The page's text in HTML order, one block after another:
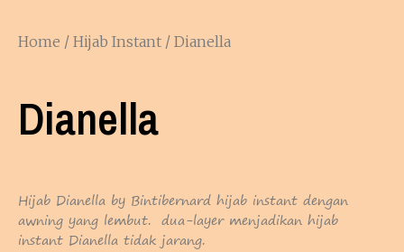
Home / Hijab Instant / Dianella
Dianella
Hijab Dianella by Bintibernard hijab instant dengan
awning yang lembut. dua-layer menjadikan hijab
instant Dianella tidak jarang.